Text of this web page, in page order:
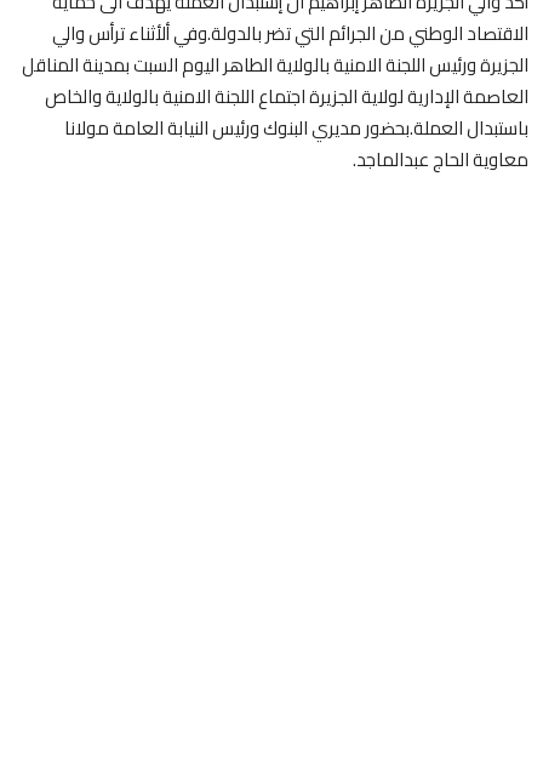
الاقتصاد الوطني من الجرائم التي تضر بالدولة.وفي ألأثناء ترأس والي
الجزيرة ورئيس اللجنة الامنية بالولاية الطاهر اليوم السبت بمدينة المناقل
العاصمة الإدارية لولاية الجزيرة اجتماع اللجنة الامنية بالولاية والخاص
باستبدال العملة.بحضور مديري البنوك ورئيس النيابة العامة مولانا
معاوية الحاج عبدالماجد.